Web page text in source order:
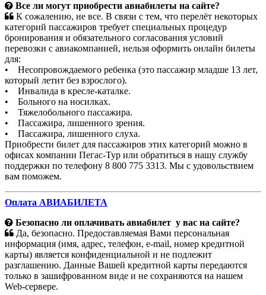
Все ли могут приобрести авиабилеты на сайте?
К сожалению, не все. В связи с тем, что перелёт некоторых
категорий пассажиров требует специальных процедур
бронирования и обязательного согласования условий
перевозки с авиакомпанией, нельзя оформить онлайн билеты
для:
• Несопровождаемого ребенка (это пассажир младше 13 лет,
который летит без взрослого).
• Инвалида в кресле-каталке.
• Больного на носилках.
• Тяжелобольного пассажира.
• Пассажира, лишенного зрения.
• Пассажира, лишенного слуха.
Приобрести билет для пассажиров этих категорий можно в
офисах компании Пегас-Тур или обратиться в нашу службу
поддержки по телефону 8 800 775 3313. Мы с удовольствием
вам поможем.
Оплата АВИАБИЛЕТА
Безопасно ли оплачивать авиабилет у вас на сайте?
Да, безопасно. Предоставляемая Вами персональная
информация (имя, адрес, телефон, e-mail, номер кредитной
карты) является конфиденциальной и не подлежит
разглашению. Данные Вашей кредитной карты передаются
только в зашифрованном виде и не сохраняются на нашем
Web-сервере.